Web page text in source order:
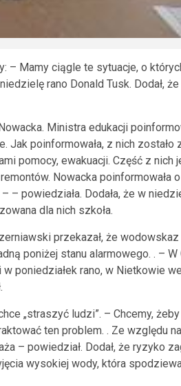
– Mamy ciągle te sytuacje, o
rano Donald Tusk. Dodał,
Ministra edukacji
Jak poinformowała, z nich
pomocy, ewakuacji. Część z
Nowacka poinformowała
– powiedziała. Dodała, że w
dla nich szkoła.
przekazał, że
poniżej stanu alarmowego. . –
poniedziałek rano, w Nietkowie
„straszyć ludzi”. – Chcemy,
ten problem. . Ze względu
– powiedział. Dodał, że ryzyko
wysokiej wody, która